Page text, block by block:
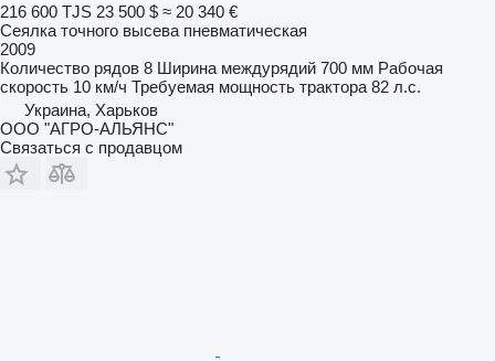
216 600 TJS 23 500 $ ≈ 20 340 €
Сеялка точного высева пневматическая
2009
Количество рядов 8 Ширина междурядий 700 мм Рабочая
скорость 10 км/ч Требуемая мощность трактора 82 л.с.
Украина, Харьков
ООО "АГРО-АЛЬЯНС"
Связаться с продавцом